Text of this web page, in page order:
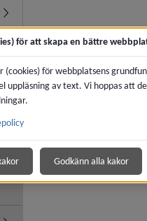
Undermeny för Starta och driva
Undermeny för Tillstånd, regler
Undermeny för Upphandling och
för att skapa en bättre
(cookies) för webbplatsens
uppläsning av text. Vi hoppas att
Godkänn alla kakor